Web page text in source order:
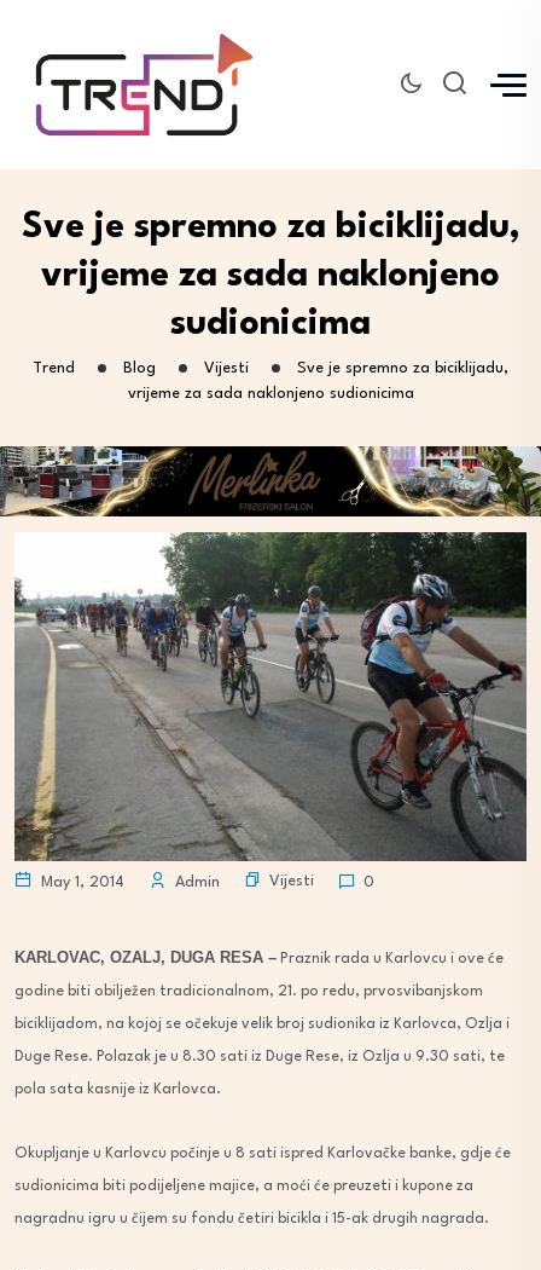
Sve je spremno za biciklijadu,
vrijeme za sada naklonjeno
sudionicima
Trend Blog Vijesti
Sve je spremno za biciklijadu,
vrijeme za sada naklonjeno sudionicima
May 1, 2014 Admin Vijesti 0
KARLOVAC, OZALJ, DUGA RESA – Praznik rada u Karlovcu i ove će
godine biti obilježen tradicionalnom, 21. po redu, prvosvibanjskom
biciklijadom, na kojoj se očekuje velik broj sudionika iz Karlovca, Ozlja i
Duge Rese. Polazak je u 8.30 sati iz Duge Rese, iz Ozlja u 9.30 sati, te
pola sata kasnije iz Karlovca.
Okupljanje u Karlovcu počinje u 8 sati ispred Karlovačke banke, gdje će
sudionicima biti podijeljene majice, a moći će preuzeti i kupone za
nagradnu igru u čijem su fondu četiri bicikla i 15-ak drugih nagrada.